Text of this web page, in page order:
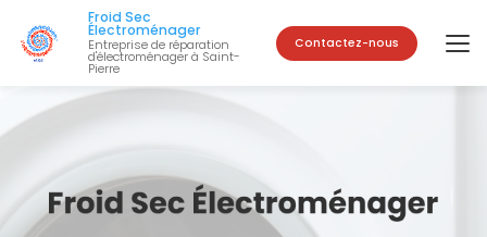
contenu
Froid Sec
Électroménager
Entreprise de réparation
d'électroménager à Saint-
Pierre
Contactez-nous